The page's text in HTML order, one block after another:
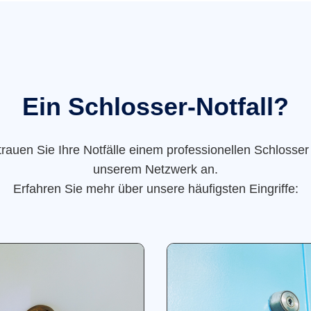
Ein Schlosser-Notfall?
Sie Ihre Notfälle einem professionellen
unserem Netzwerk an.
Erfahren Sie mehr über unsere häufigsten Eingriffe: